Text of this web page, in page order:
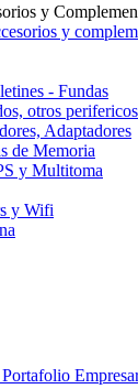
y
y
- Fundas
otros perifericos
Adaptadores
de Memoria
y Multitoma
y Wifi
Portafolio